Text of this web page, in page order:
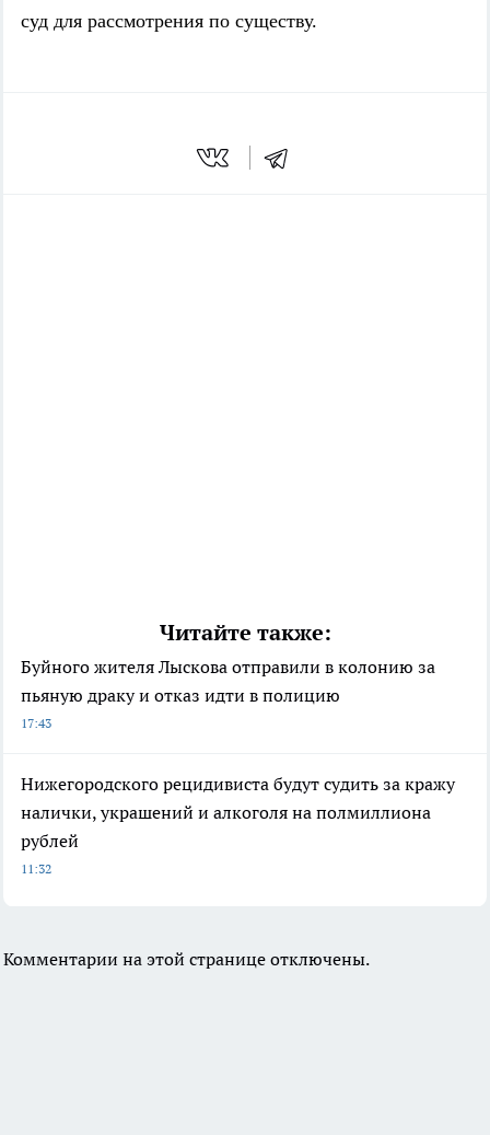
суд для рассмотрения по существу.
Читайте также:
Буйного жителя Лыскова отправили в колонию за
пьяную драку и отказ идти в полицию
17:43
Нижегородского рецидивиста будут судить за кражу
налички, украшений и алкоголя на полмиллиона
рублей
11:32
Комментарии на этой странице отключены.